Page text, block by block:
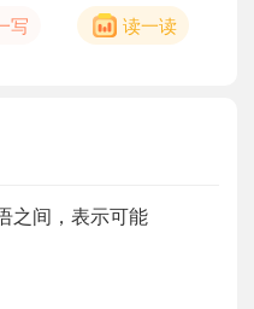
写 读一读
之间，表示可能